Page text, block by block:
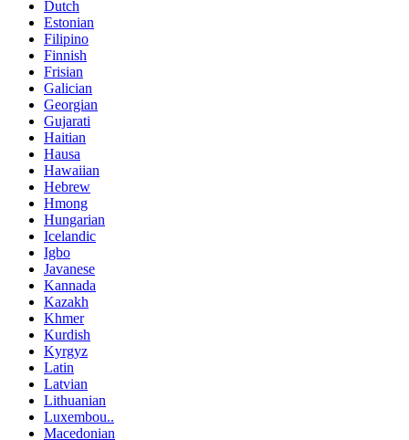
Dutch
Estonian
Filipino
Finnish
Frisian
Galician
Georgian
Gujarati
Haitian
Hausa
Hawaiian
Hebrew
Hmong
Hungarian
Icelandic
Igbo
Javanese
Kannada
Kazakh
Khmer
Kurdish
Kyrgyz
Latin
Latvian
Lithuanian
Luxembou..
Macedonian